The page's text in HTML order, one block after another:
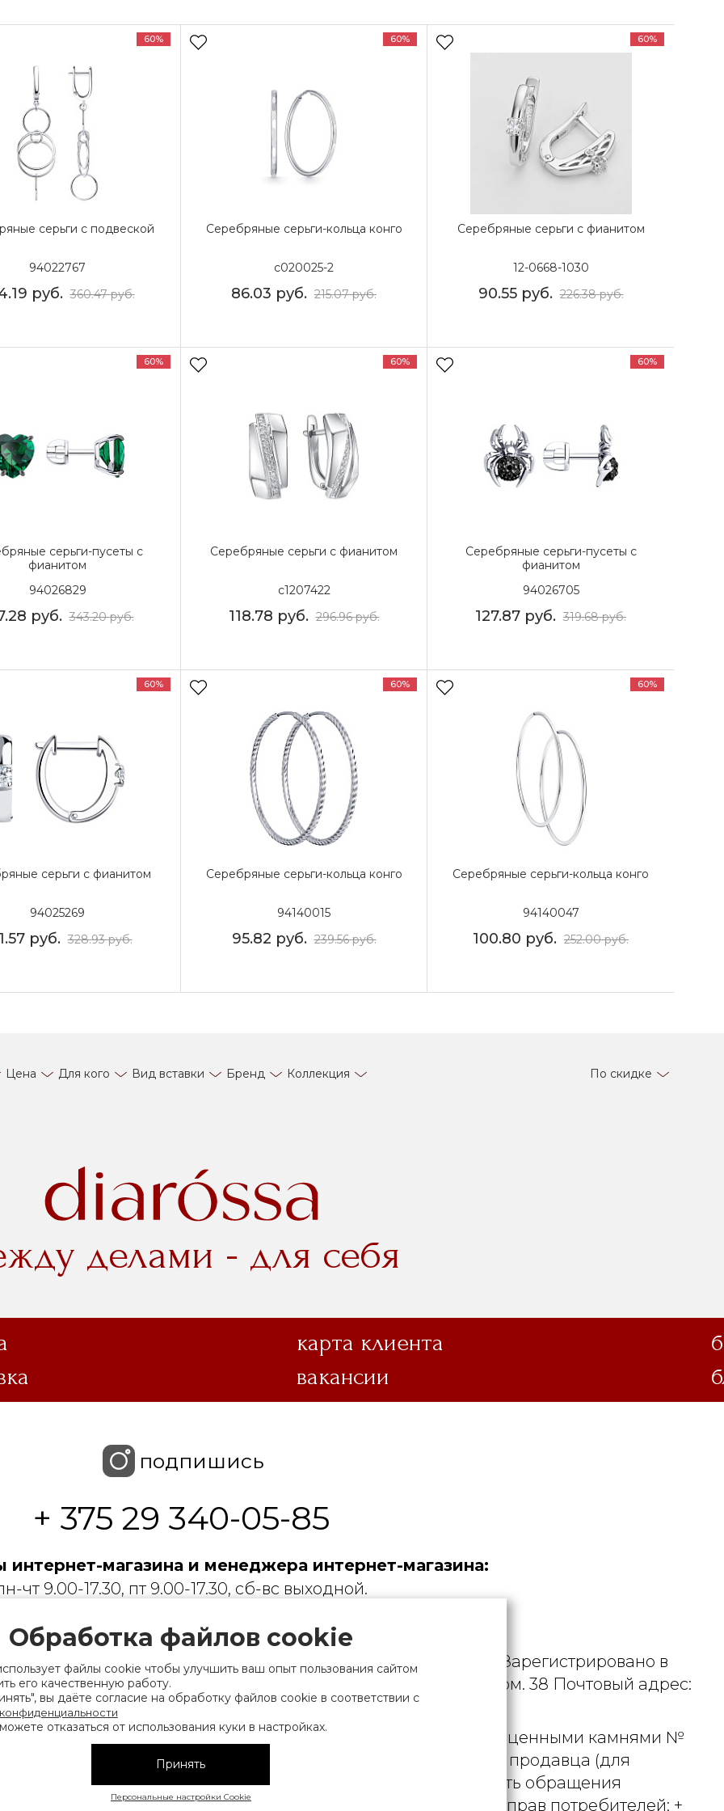
60%
серьги с подвеской
94022767
руб. 360.47руб.
60%
Серебряные серьги-кольца конго
с020025-2
86.03 руб. 215.07руб.
60%
Серебряные серьги с фианитом
12-0668-1030
90.55 руб. 226.38руб.
60%
серьги-пусеты с
фианитом
94026829
руб. 343.20руб.
60%
Серебряные серьги с фианитом
с1207422
118.78 руб. 296.96руб.
60%
Серебряные серьги-пусеты с
фианитом
94026705
127.87 руб. 319.68руб.
60%
серьги с фианитом
94025269
руб. 328.93руб.
60%
Серебряные серьги-кольца конго
94140015
95.82 руб. 239.56руб.
60%
Серебряные серьги-кольца конго
94140047
100.80 руб. 252.00руб.
Цена Для кого Вид вставки Бренд Коллекция По скидке
делами - для себя
карта клиента
вакансии
подпишись
+ 375 29 340-05-85
магазина и менеджера интернет-магазина:
чт 9.00-17.30, пт 9.00-17.30, сб-вс выходной.
с ограниченной ответственностью «Торгиндустрия».
выдано Мингорисполкомом 01.06.2022. УНП 190729471. Зарегистрировано в
адрес: 220007, г. Минск, ул. Фабрициуса, д. 9А, пом. 38 Почтовый адрес:
9
связанную с драгоценными металлами и драгоценными камнями №
Республики Беларусь. Номер контактного телефона продавца (для
а также лица уполномоченного продавцом рассматривать обращения
их прав, предусмотренных законодательством о защите прав потребителей: +
Обработка файлов cookie
файлы cookie чтобы улучшить ваш опыт пользования сайтом
его качественную работу.
вы даёте согласие на обработку файлов cookie в соответствии с
отказаться от использования куки в настройках.
Принять
Персональные настройки Cookie